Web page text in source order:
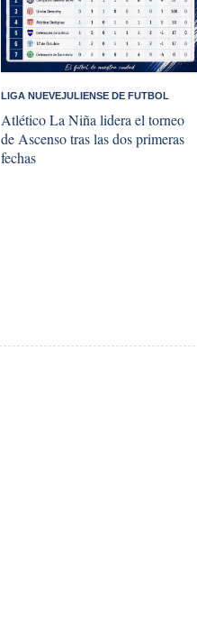
LIGA NUEVEJULIENSE DE FUTBOL
Atlético La Niña lidera el torneo
de Ascenso tras las dos primeras
fechas